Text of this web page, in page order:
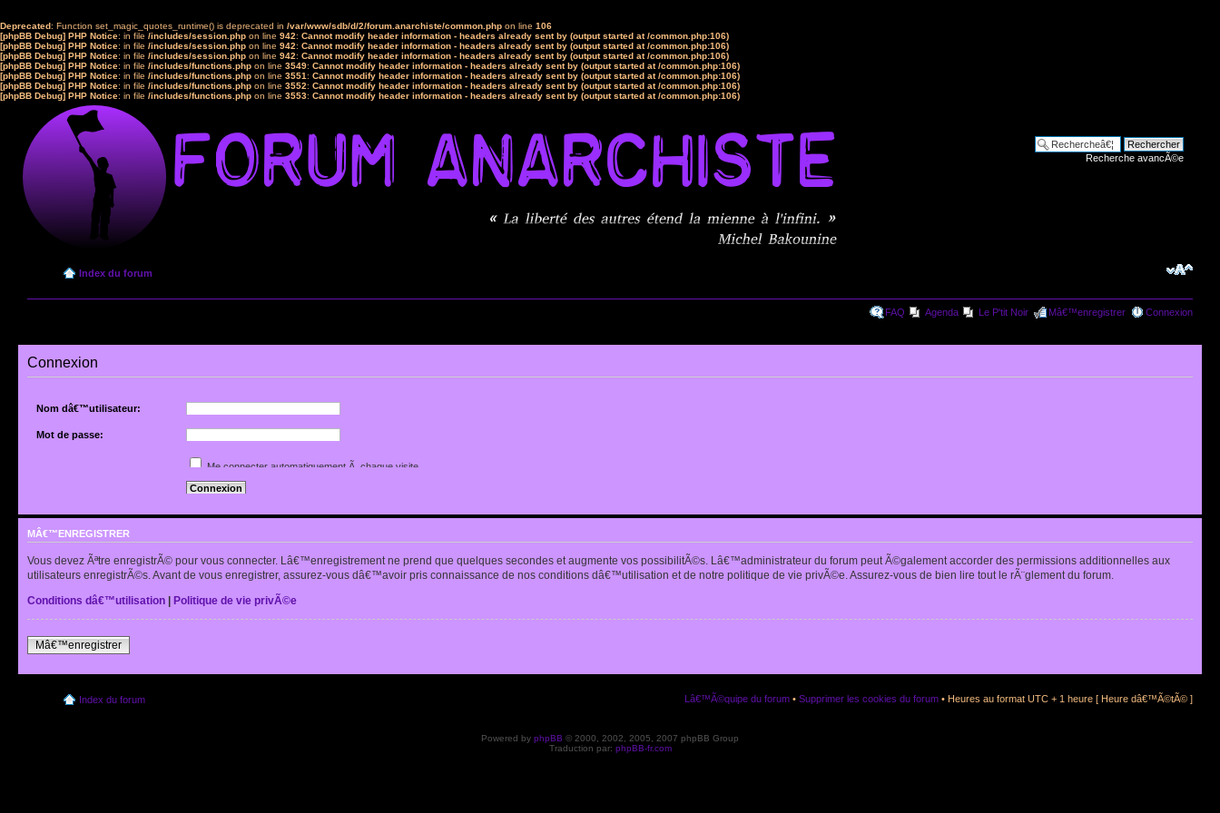
Deprecated: Function set_magic_quotes_runtime() is deprecated in /var/www/sdb/d/2/forum.anarchiste/common.php on line 106
[phpBB Debug] PHP Notice: in file /includes/session.php on line 942: Cannot modify header information - headers already sent by (output started at /common.php:106)
[phpBB Debug] PHP Notice: in file /includes/session.php on line 942: Cannot modify header information - headers already sent by (output started at /common.php:106)
[phpBB Debug] PHP Notice: in file /includes/session.php on line 942: Cannot modify header information - headers already sent by (output started at /common.php:106)
[phpBB Debug] PHP Notice: in file /includes/functions.php on line 3549: Cannot modify header information - headers already sent by (output started at /common.php:106)
[phpBB Debug] PHP Notice: in file /includes/functions.php on line 3551: Cannot modify header information - headers already sent by (output started at /common.php:106)
[phpBB Debug] PHP Notice: in file /includes/functions.php on line 3552: Cannot modify header information - headers already sent by (output started at /common.php:106)
[phpBB Debug] PHP Notice: in file /includes/functions.php on line 3553: Cannot modify header information - headers already sent by (output started at /common.php:106)
Recherche avancÃ©e
Index du forum
FAQ Agenda Le P'tit Noir Mâ€™enregistrer Connexion
Connexion
Nom dâ€™utilisateur:
Mot de passe:
Renvoyer lâ€™e-mail de confirmation
Me connecter automatiquement Ã chaque visite
Cacher mon statut en ligne pour cette session
MÂ€™ENREGISTRER
Vous devez Ãªtre enregistrÃ© pour vous connecter. Lâ€™enregistrement ne prend que quelques secondes et augmente vos possibilitÃ©s. Lâ€™administrateur du forum peut Ã©galement accorder des permissions additionnelles aux
utilisateurs enregistrÃ©s. Avant de vous enregistrer, assurez-vous dâ€™avoir pris connaissance de nos conditions dâ€™utilisation et de notre politique de vie privÃ©e. Assurez-vous de bien lire tout le rÃ¨glement du forum.
Conditions dâ€™utilisation
Politique de vie privÃ©e
Mâ€™enregistrer
Index du forum Lâ€™Ã©quipe du forum • Supprimer les cookies du forum • Heures au format UTC + 1 heure [ Heure dâ€™Ã©tÃ© ]
Powered by phpBB © 2000, 2002, 2005, 2007 phpBB Group
Traduction par: phpBB-fr.com